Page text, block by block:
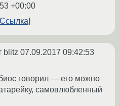
+00:00
Ссылка
blitz 07.09.2017 09:42:53
говорил — его можно
самовлюбленный